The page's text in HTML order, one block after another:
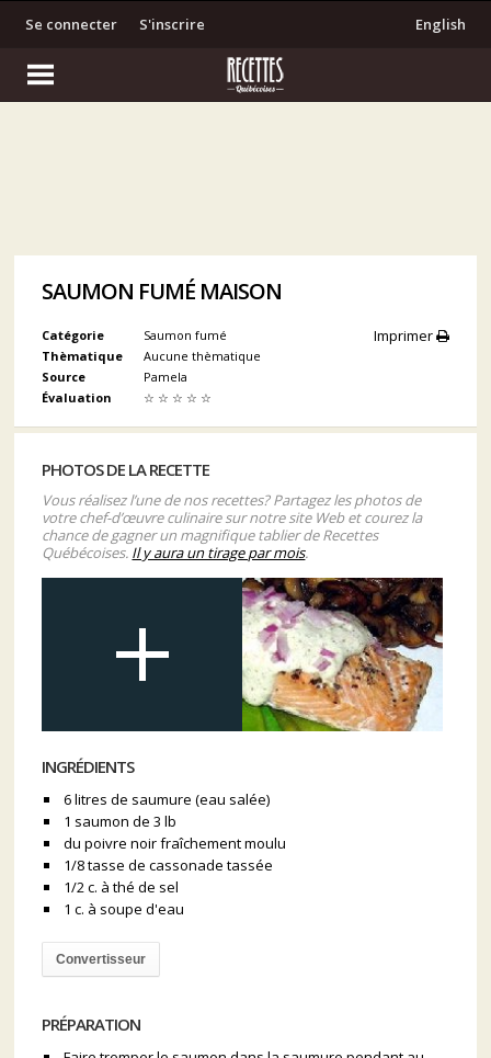
S'inscrire
Se connecter English
SAUMON FUMÉ MAISON
Imprimer
Catégorie
Saumon fumé
Thèmatique
Aucune thèmatique
Source
Pamela
Évaluation
☆ ☆ ☆ ☆ ☆
PHOTOS DE LA RECETTE
Vous réalisez l’une de nos recettes? Partagez les photos de
votre chef-d’œuvre culinaire sur notre site Web et courez la
chance de gagner un magnifique tablier de Recettes
Québécoises. Il y aura un tirage par mois.
INGRÉDIENTS
6 litres de saumure (eau salée)
1 saumon de 3 lb
du poivre noir fraîchement moulu
1/8 tasse de cassonade tassée
1/2 c. à thé de sel
1 c. à soupe d'eau
Convertisseur
PRÉPARATION